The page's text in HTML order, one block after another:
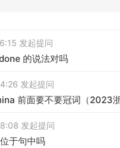
发起提问
的说法对吗
发起提问
前面要不要冠词（2023浙
发起提问
于句中吗